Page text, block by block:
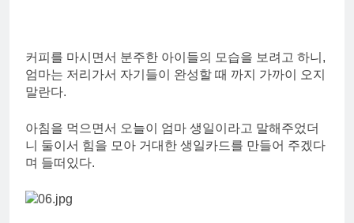
커피를 마시면서 분주한 아이들의 모습을 보려고 하니,
엄마는 저리가서 자기들이 완성할 때 까지 가까이 오지
말란다.
아침을 먹으면서 오늘이 엄마 생일이라고 말해주었더
니 둘이서 힘을 모아 거대한 생일카드를 만들어 주겠다
며 들떠있다.